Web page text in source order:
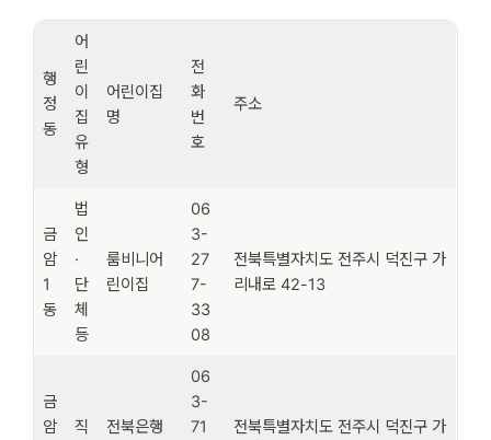
행
정
동
어
린
이
집
유
형
어린이집
명
전
화
번
호
주소
금
암
1
동
법
인
·
단
체
등
룸비니어
린이집
06
3-
27
7-
33
08
전북특별자치도 전주시 덕진구 가
리내로 42-13
금
암
직
전북은행
06
3-
71
전북특별자치도 전주시 덕진구 가